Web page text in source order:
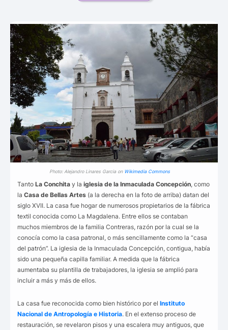
Photo: Alejandro Linares Garcia on Wikimedia Commons
Tanto La Conchita y la iglesia de la Inmaculada Concepción , como
la Casa de Bellas Artes (a la derecha en la foto de arriba) datan del
siglo XVII. La casa fue hogar de numerosos propietarios de la fábrica
textil conocida como La Magdalena. Entre ellos se contaban
muchos miembros de la familia Contreras, razón por la cual se la
conocía como la casa patronal, o más sencillamente como la “casa
del patrón”. La iglesia de la Inmaculada Concepción, contigua, había
sido una pequeña capilla familiar. A medida que la fábrica
aumentaba su plantilla de trabajadores, la iglesia se amplió para
incluir a más y más de ellos.
La casa fue reconocida como bien histórico por el Instituto
Nacional de Antropología e Historia. En el extenso proceso de
restauración, se revelaron pisos y una escalera muy antiguos, que